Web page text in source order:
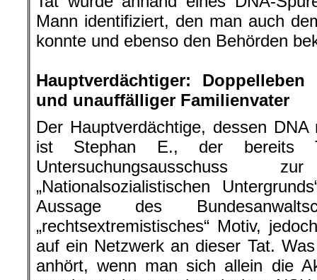
Mann identifiziert, den man auch
konnte und ebenso den Behörden
Hauptverdächtiger:
und unauffälliger Familienvater
Der Hauptverdächtige, dessen
ist Stephan E., der bereits
„Nationalsozialistischen
Aussage des
„rechtsextremistisches“ Motiv,
auf ein Netzwerk an dieser Tat.
anhört, wenn man sich allein die